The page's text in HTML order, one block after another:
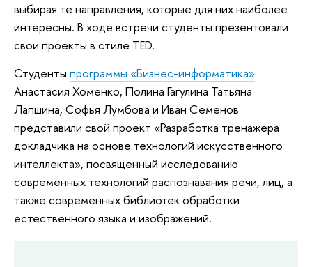
выбирая те направления, которые для них наиболее
интересны. В ходе встречи студенты презентовали
свои проекты в стиле TED.
Студенты программы «Бизнес-информатика»
Анастасия Хоменко, Полина Гагулина Татьяна
Лапшина, Софья Лумбова и Иван Семенов
представили свой проект «Разработка тренажера
докладчика на основе технологий искусственного
интеллекта», посвященный исследованию
современных технологий распознавания речи, лиц, а
также современных библиотек обработки
естественного языка и изображений.